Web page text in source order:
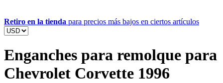
Retiro en la tienda para precios más bajos en ciertos artículos
Enganches para remolque para
Chevrolet Corvette 1996